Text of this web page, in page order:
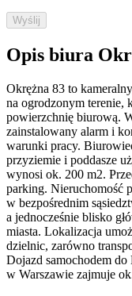
Wyślij
Opis biura
Okrężna 83 to
na ogrodzonym terenie,
powierzchnię biurową.
zainstalowany alarm i
warunki pracy.
przyziemie i poddasze
wynosi ok. 200 m2.
parking. Nieruchomość
w bezpośrednim
a jednocześnie blisko
miasta. Lokalizacja
dzielnic, zarówno
Dojazd samochodem
w Warszawie zajmuje